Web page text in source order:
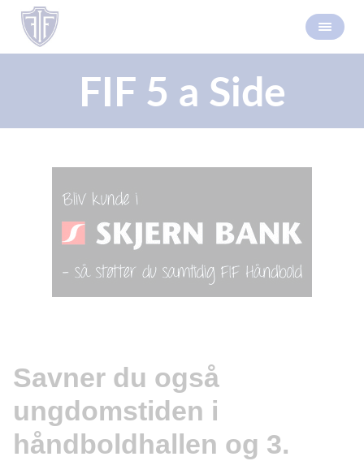
FIF 5 a Side
Savner du også
ungdomstiden i
håndboldhallen og 3.